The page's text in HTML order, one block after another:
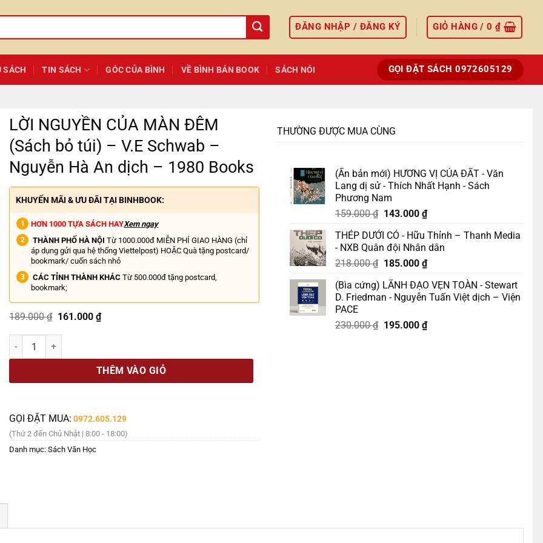
ĐĂNG NHẬP / ĐĂNG KÝ GIỎ HÀNG /0₫
SÁCH TIN SÁCH GÓC CỦA BÌNH VỀ BÌNH BÁN BOOK SÁCH NÓI GỌI ĐẶT SÁCH 0972605129
LỜI NGUYỀN CỦA MÀN ĐÊM
(Sách bỏ túi) – V.E Schwab –
Nguyễn Hà An dịch – 1980 Books
KHUYẾN MÃI & ƯU ĐÃI TẠI BINHBOOK:
HƠN 1000 TỰA SÁCH HAYXem ngay
THÀNH PHỐ HÀ NỘI Từ 1000.000đ MIỄN PHÍ GIAO HÀNG (chỉ
áp dụng gửi qua hệ thống Viettelpost) HOẶC Quà tặng postcard/
bookmark/ cuốn sách nhỏ
CÁC TỈNH THÀNH KHÁC Từ 500.000đ tặng postcard,
bookmark;
189.000₫ Giá
là:
161.000₫Giá
LỜI NGUYỀN CỦA MÀN ĐÊM (Sách bỏ túi) - V.E Schwab - Nguyễn Hà An dịch - 1980 Books số lượng
THÊM VÀO GIỎ
GỌI ĐẶT MUA: 0972.605.129
(Thứ 2 đến Chủ Nhật | 8:00 - 18:00)
Danh mục:Sách Văn Học
THƯỜNG ĐƯỢC MUA CÙNG
(Ấn bản mới) HƯƠNG VỊ CỦA ĐẤT - Văn
Lang dị sử - Thích Nhất Hạnh - Sách
Phương Nam
159.000₫ Giá
là:
159.000 ₫.
143.000 ₫Giá
tại
là:
143.000 ₫.
THÉP DƯỚI CỎ - Hữu Thỉnh – Thanh Media
- NXB Quân đội Nhân dân
218.000₫ Giá
là:
218.000 ₫.
185.000 ₫Giá
tại
là:
(Bìa cứng) LÃNH ĐẠO VẸN TOÀN - Stewart
D. Friedman - Nguyễn Tuấn Việt dịch – Viện
PACE
230.000₫ Giá
195.000 ₫Giá